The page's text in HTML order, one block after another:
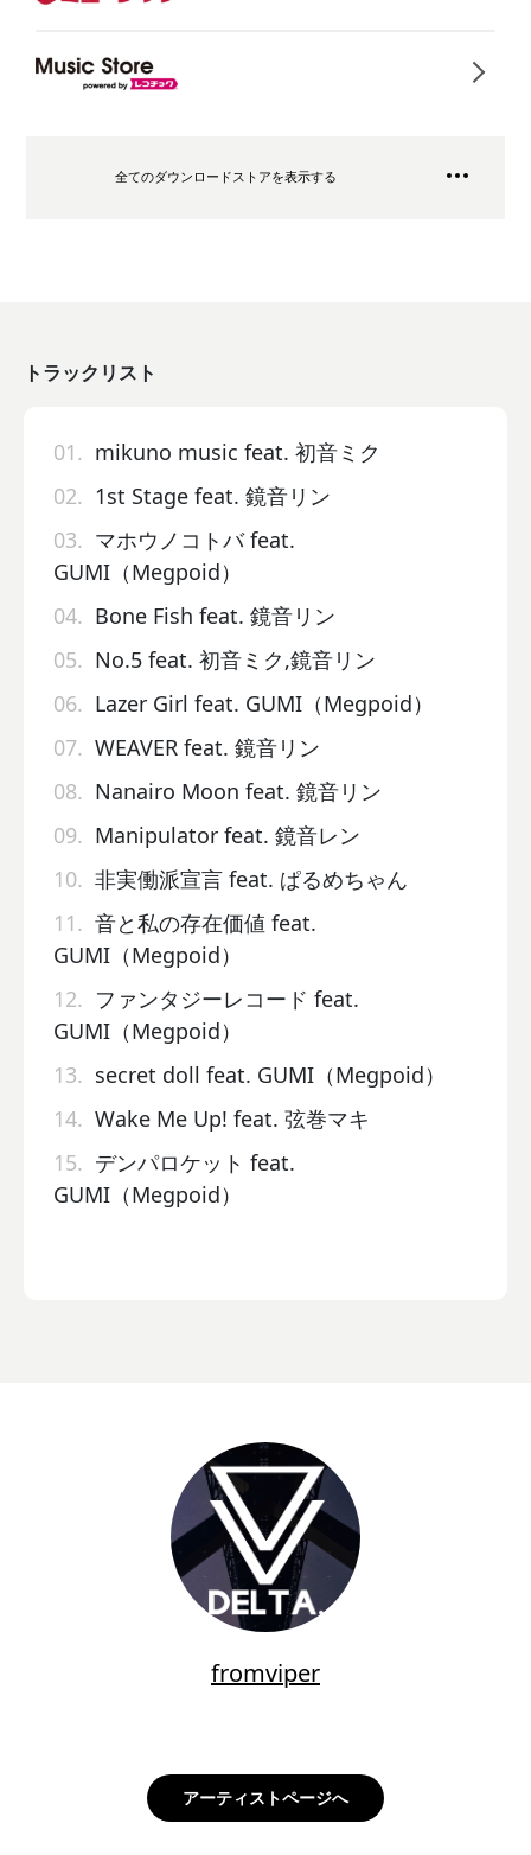
全てのダウンロードストアを表示する
トラックリスト
01. mikuno music feat. 初音ミク
02. 1st Stage feat. 鏡音リン
03. マホウノコトバ feat.
GUMI（Megpoid）
04. Bone Fish feat. 鏡音リン
05. No.5 feat. 初音ミク,鏡音リン
06. Lazer Girl feat. GUMI（Megpoid）
07. WEAVER feat. 鏡音リン
08. Nanairo Moon feat. 鏡音リン
09. Manipulator feat. 鏡音レン
10. 非実働派宣言 feat. ぱるめちゃん
11. 音と私の存在価値 feat.
GUMI（Megpoid）
12. ファンタジーレコード feat.
GUMI（Megpoid）
13. secret doll feat. GUMI（Megpoid）
14. Wake Me Up! feat. 弦巻マキ
15. デンパロケット feat.
GUMI（Megpoid）
fromviper
アーティストページへ